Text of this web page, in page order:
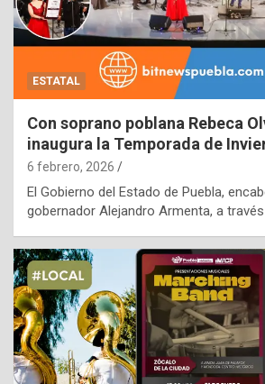
ESTATAL
Con soprano poblana Rebeca
inaugura la Temporada de
6 febrero, 2026
El Gobierno del Estado de Puebla,
gobernador Alejandro Armenta, a